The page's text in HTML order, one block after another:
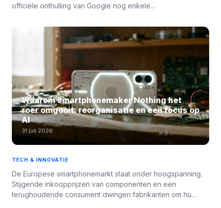
officiële onthulling van Google nog enkele...
Waarom smartphonemaker Nothing het
roer omgooit: reorganisatie en een focus op
AI
31 juli 2026
TECH & INNOVATIE
De Europese smartphonemarkt staat onder hoogspanning.
Stijgende inkoopprijzen van componenten en een
terughoudende consument dwingen fabrikanten om hu...